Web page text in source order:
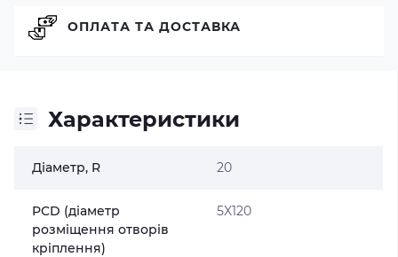
Характеристики
Діаметр, R 20
PCD (діаметр
розміщення отворів
кріплення)
5X120
ОПЛАТА ТА ДОСТАВКА